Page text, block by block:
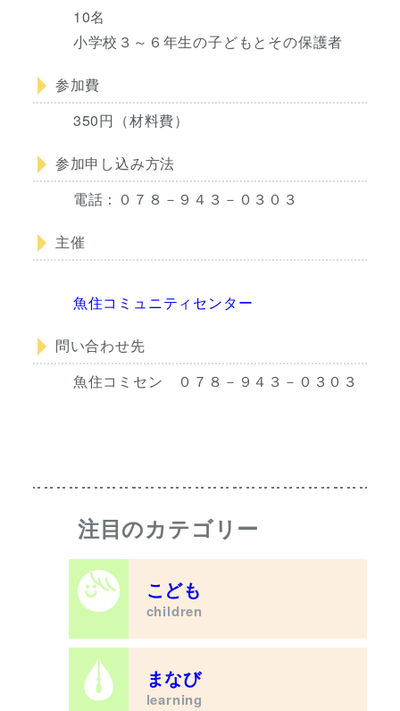
10名
小学校３～６年生の子どもとその保護者
参加費
350円（材料費）
参加申し込み方法
電話：０７８－９４３－０３０３
主催
魚住コミュニティセンター
問い合わせ先
魚住コミセン ０７８－９４３－０３０３
注目のカテゴリー
こども
children
まなび
learning